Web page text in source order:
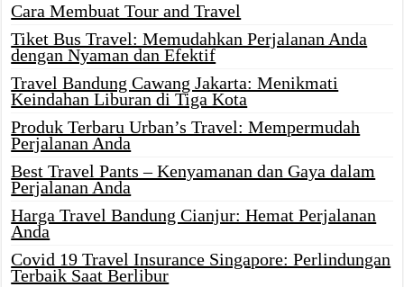
Cara Membuat Tour and Travel
Tiket Bus Travel: Memudahkan Perjalanan Anda
dengan Nyaman dan Efektif
Travel Bandung Cawang Jakarta: Menikmati
Keindahan Liburan di Tiga Kota
Produk Terbaru Urban’s Travel: Mempermudah
Perjalanan Anda
Best Travel Pants – Kenyamanan dan Gaya dalam
Perjalanan Anda
Harga Travel Bandung Cianjur: Hemat Perjalanan
Anda
Covid 19 Travel Insurance Singapore: Perlindungan
Terbaik Saat Berlibur